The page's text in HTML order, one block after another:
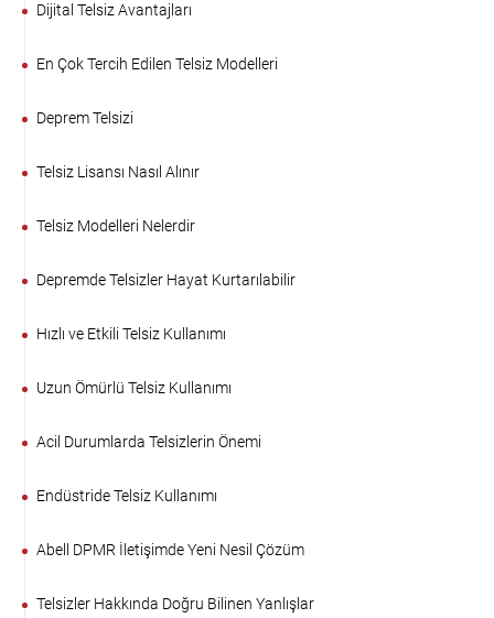
Dijital Telsiz Avantajları
En Çok Tercih Edilen Telsiz Modelleri
Deprem Telsizi
Telsiz Lisansı Nasıl Alınır
Telsiz Modelleri Nelerdir
Depremde Telsizler Hayat Kurtarılabilir
Hızlı ve Etkili Telsiz Kullanımı
Uzun Ömürlü Telsiz Kullanımı
Acil Durumlarda Telsizlerin Önemi
Endüstride Telsiz Kullanımı
Abell DPMR İletişimde Yeni Nesil Çözüm
Telsizler Hakkında Doğru Bilinen Yanlışlar